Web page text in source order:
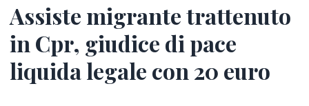
Assiste migrante trattenuto
in Cpr, giudice di pace
liquida legale con 20 euro